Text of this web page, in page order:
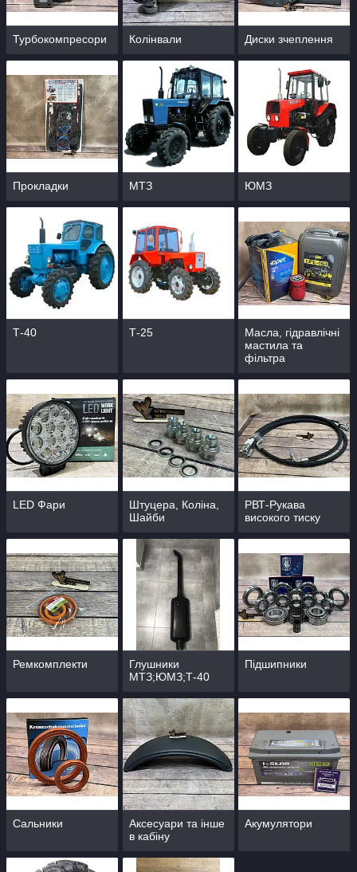
Турбокомпресори Колінвали Диски зчеплення
Прокладки МТЗ ЮМЗ
Т-40 Т-25
Масла, гідравлічні
мастила та
фільтра
LED Фари
Штуцера, Коліна,
Шайби
РВТ-Рукава
високого тиску
Ремкомплекти
Глушники
МТЗ;ЮМЗ;Т-40
Підшипники
Сальники
Аксесуари та інше
в кабіну
Акумулятори